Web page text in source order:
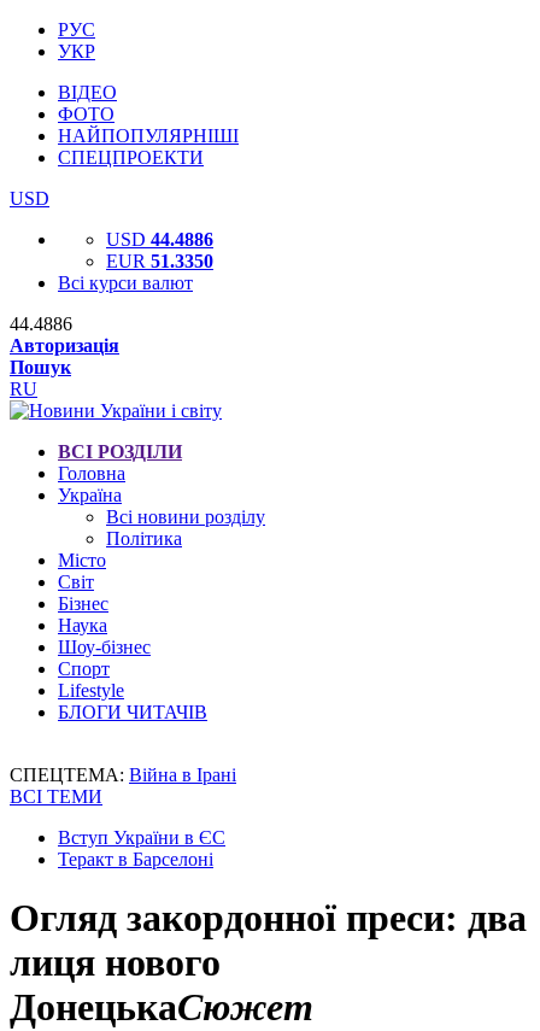
РУС
УКР
ВІДЕО
ФОТО
НАЙПОПУЛЯРНІШІ
СПЕЦПРОЕКТИ
USD
USD 44.4886
EUR 51.3350
Всі курси валют
44.4886
Авторизація
Пошук
RU
ВСІ РОЗДІЛИ
Головна
Україна
Всі новини розділу
Політика
Місто
Світ
Бізнес
Наука
Шоу-бізнес
Спорт
Lifestyle
БЛОГИ ЧИТАЧІВ
СПЕЦТЕМА: Війна в Ірані
ВСІ ТЕМИ
Вступ України в ЄС
Теракт в Барселоні
Огляд закордонної преси: два
лиця нового
ДонецькаСюжет